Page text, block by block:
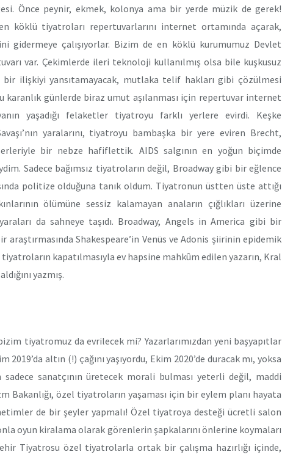
Önce peynir, ekmek, kolonya ama bir yerde müzik de gerek!
köklü tiyatroları repertuvarlarını internet ortamında açarak,
gidermeye çalışıyorlar. Bizim de en köklü kurumumuz Devlet
var. Çekimlerde ileri teknoloji kullanılmış olsa bile kuşkusuz
bir ilişkiyi yansıtamayacak, mutlaka telif hakları gibi çözülmesi
karanlık günlerde biraz umut aşılanması için repertuvar internet
yaşadığı felaketler tiyatroyu farklı yerlere evirdi. Keşke
yaralarını, tiyatroyu bambaşka bir yere eviren Brecht,
bir nebze hafiflettik. AIDS salgının en yoğun biçimde
Sadece bağımsız tiyatroların değil, Broadway gibi bir eğlence
politize olduğuna tanık oldum. Tiyatronun üstten üste attığı
ölümüne sessiz kalamayan anaların çığlıkları üzerine
da sahneye taşıdı. Broadway, Angels in America gibi bir
araştırmasında Shakespeare’in Venüs ve Adonis şiirinin epidemik
tiyatroların kapatılmasıyla ev hapsine mahkûm edilen yazarın, Kral
yazmış.
tiyatromuz da evrilecek mi? Yazarlarımızdan yeni başyapıtlar
altın (!) çağını yaşıyordu, Ekim 2020’de duracak mı, yoksa
sanatçının üretecek morali bulması yeterli değil, maddi
Bakanlığı, özel tiyatroların yaşaması için bir eylem planı hayata
de bir şeyler yapmalı! Özel tiyatroya desteği ücretli salon
oyun kiralama olarak görenlerin şapkalarını önlerine koymaları
Tiyatrosu özel tiyatrolarla ortak bir çalışma hazırlığı içinde,